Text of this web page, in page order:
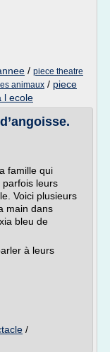
/ piece theatre
animaux / piece
l ecole
famille qui
leurs
Voici plusieurs
main dans
bleu de
à leurs
/